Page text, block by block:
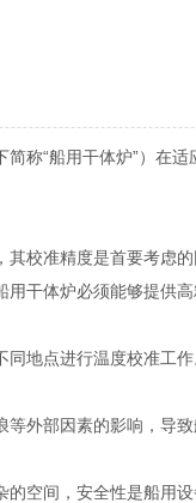
简称“船用干体炉”）在
准精度是首要考虑的
用干体炉必须能够提供
点进行温度校准工作
部因素的影响，导致
间，安全性是船用设